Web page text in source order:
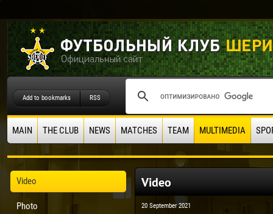
Add to bookmarks RSS
MAIN THE CLUB NEWS MATCHES TEAM MULTIMEDIA
Video
Photo
Video
20 September 2021